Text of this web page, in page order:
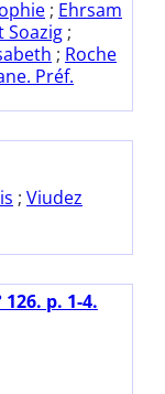
; Ehrsam
Soazig ;
; Roche
Préf.
; Viudez
p. 1-4.